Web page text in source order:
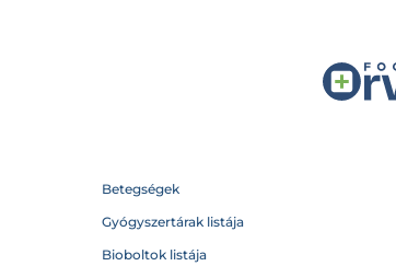
Betegségek
Gyógyszertárak listája
Bioboltok listája